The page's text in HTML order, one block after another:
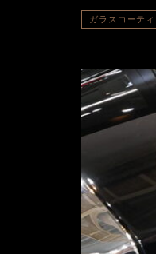
ガラスコーテ